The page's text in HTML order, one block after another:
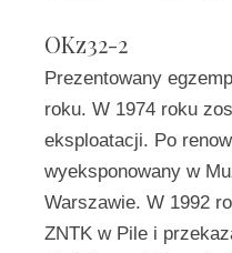
OKz32-2
Prezentowany
roku. W 1974 roku
eksploatacji. Po
wyeksponowany w
Warszawie. W 1992
ZNTK w Pile i